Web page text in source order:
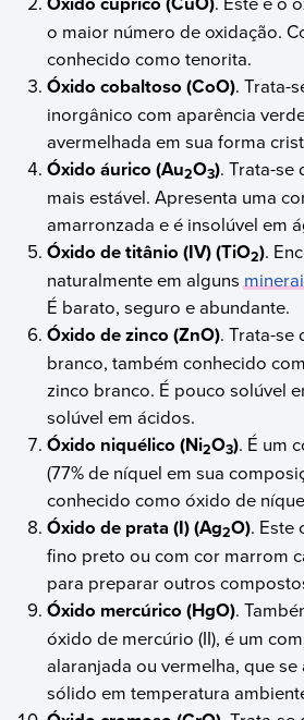
o maior número de oxidação.
conhecido como tenorita.
Óxido cobaltoso (CoO). Trata-
inorgânico com aparência
avermelhada em sua forma
Óxido áurico (Au2O3). Trata-se
mais estável. Apresenta uma
amarronzada e é insolúvel em
Óxido de titânio (IV) (TiO2).
naturalmente em alguns
É barato, seguro e abundante.
Óxido de zinco (ZnO). Trata-se
branco, também conhecido
zinco branco. É pouco solúvel
solúvel em ácidos.
Óxido niquélico (Ni2O3). É um
(77% de níquel em sua
conhecido como óxido de
Óxido de prata (I) (Ag2O). Este
fino preto ou com cor marrom
para preparar outros
Óxido mercúrico (HgO).
óxido de mercúrio (II), é um
alaranjada ou vermelha, que
sólido em temperatura